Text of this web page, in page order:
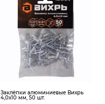
Заклёпки алюминиевые Вихрь
4,0х10 мм, 50 шт.